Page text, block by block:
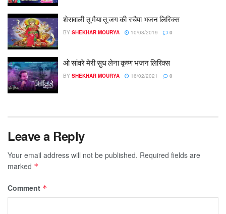
शेरावाली तू मैया तू जग की रचैया भजन लिरिक्स
BY SHEKHAR MOURYA 10/08/2019 0
ओ सांवरे मेरी सुध लेना कृष्ण भजन लिरिक्स
BY SHEKHAR MOURYA 16/02/2021 0
Leave a Reply
Your email address will not be published. Required fields are
marked *
Comment *